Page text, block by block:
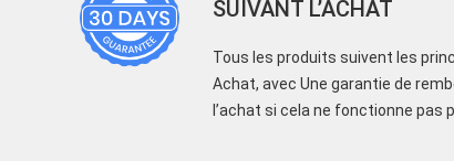
SUIVANT L’ACHAT
Tous les produits suivent les
Achat, avec Une garantie de
l’achat si cela ne fonctionne pas